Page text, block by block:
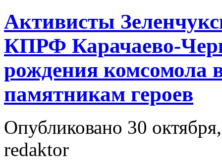
Активисты
КПРФ Карачаево-
рождения комсомола
памятникам героев
Опубликовано 30
redaktor